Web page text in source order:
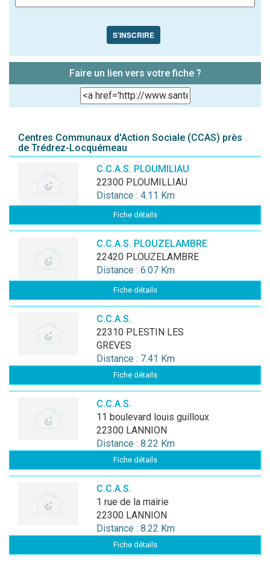
S'INSCRIRE
Faire un lien vers votre fiche ?
Centres Communaux d'Action Sociale (CCAS) près
de Trédrez-Locquémeau
C.C.A.S. PLOUMILIAU
22300 PLOUMILLIAU
Distance : 4.11 Km
Fiche détails
C.C.A.S. PLOUZELAMBRE
22420 PLOUZELAMBRE
Distance : 6.07 Km
Fiche détails
C.C.A.S.
22310 PLESTIN LES
GREVES
Distance : 7.41 Km
Fiche détails
C.C.A.S.
11 boulevard louis guilloux
22300 LANNION
Distance : 8.22 Km
Fiche détails
C.C.A.S.
1 rue de la mairie
22300 LANNION
Distance : 8.22 Km
Fiche détails